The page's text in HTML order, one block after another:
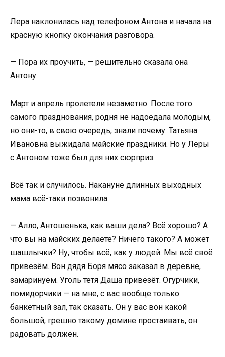
Лера наклонилась над телефоном Антона и начала на
красную кнопку окончания разговора.
— Пора их проучить, — решительно сказала она
Антону.
Март и апрель пролетели незаметно. После того
самого празднования, родня не надоедала молодым,
но они-то, в свою очередь, знали почему. Татьяна
Ивановна выжидала майские праздники. Но у Леры
с Антоном тоже был для них сюрприз.
Всё так и случилось. Накануне длинных выходных
мама всё-таки позвонила.
— Алло, Антошенька, как ваши дела? Всё хорошо? А
что вы на майских делаете? Ничего такого? А может
шашлычки? Ну, чтобы всё, как у людей. Мы всё своё
привезём. Вон дядя Боря мясо заказал в деревне,
замаринуем. Уголь тетя Даша привезёт. Огурчики,
помидорчики — на мне, с вас вообще только
банкетный зал, так сказать. Он у вас вон какой
большой, грешно такому домине простаивать, он
радовать должен.